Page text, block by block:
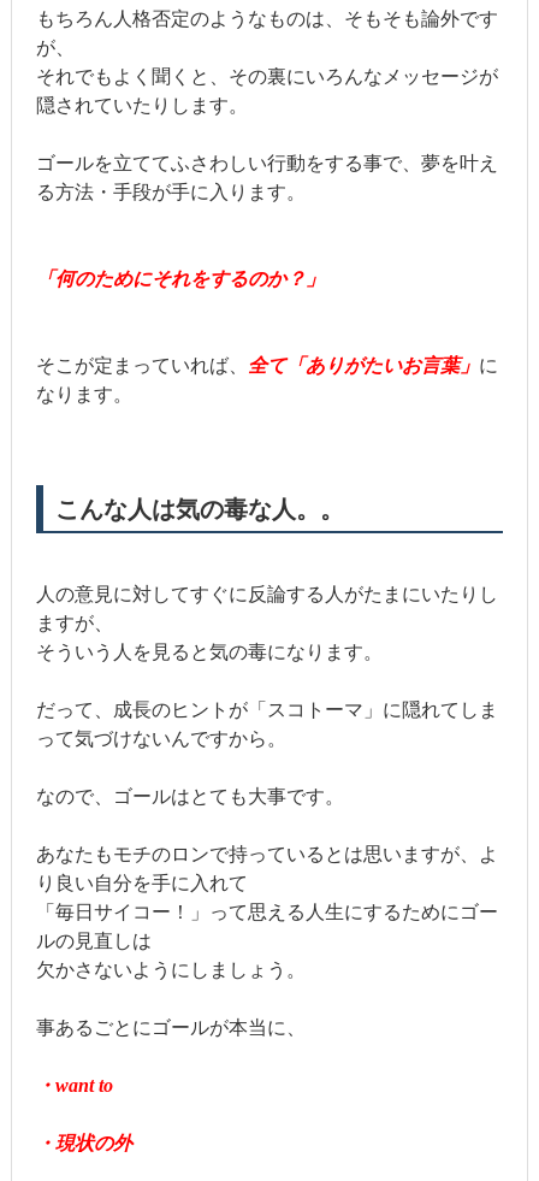
もちろん人格否定のようなものは、そもそも論外です
が、
それでもよく聞くと、その裏にいろんなメッセージが
隠されていたりします。
ゴールを立ててふさわしい行動をする事で、夢を叶え
る方法・手段が手に入ります。
「何のためにそれをするのか？」
そこが定まっていれば、 全て「ありがたいお言葉」 に
なります。
こんな人は気の毒な人。。
人の意見に対してすぐに反論する人がたまにいたりし
ますが、
そういう人を見ると気の毒になります。
だって、成長のヒントが「スコトーマ」に隠れてしま
って気づけないんですから。
なので、ゴールはとても大事です。
あなたもモチのロンで持っているとは思いますが、よ
り良い自分を手に入れて
「毎日サイコー！」って思える人生にするためにゴー
ルの見直しは
欠かさないようにしましょう。
事あるごとにゴールが本当に、
・want to
・現状の外